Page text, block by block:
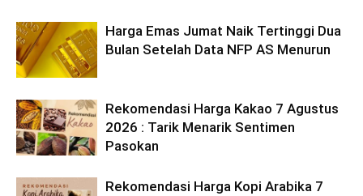
Harga Emas Jumat Naik Tertinggi Dua
Bulan Setelah Data NFP AS Menurun
Rekomendasi Harga Kakao 7 Agustus
2026 : Tarik Menarik Sentimen
Pasokan
Rekomendasi Harga Kopi Arabika 7